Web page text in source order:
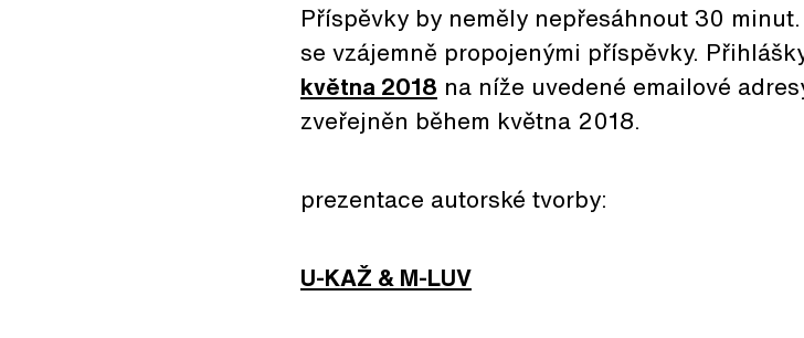
Příspěvky by neměly nepřesáhnout 30
se vzájemně propojenými příspěvky.
května 2018 na níže uvedené emailové
zveřejněn během května 2018.
prezentace autorské tvorby:
U-KAŽ & M-LUV